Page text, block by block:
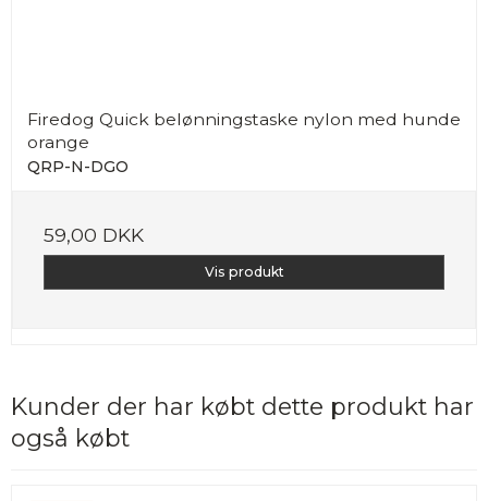
Firedog Quick belønningstaske nylon med hunde
orange
QRP-N-DGO
59,00 DKK
Vis produkt
Kunder der har købt dette produkt har
også købt